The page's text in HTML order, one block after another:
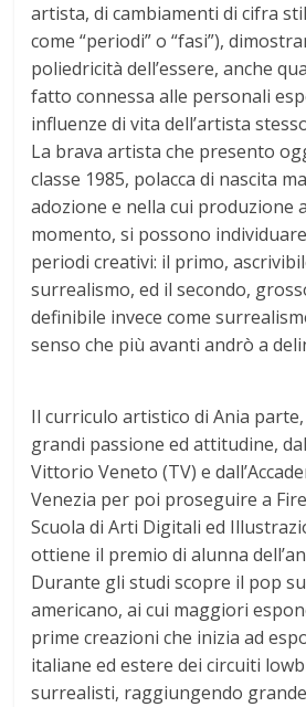
artista, di cambiamenti di cifra
come “periodi” o “fasi”),
poliedricità dell’essere, anche
fatto connessa alle personali
influenze di vita dell’artista
La brava artista che presento
classe 1985, polacca di nascita
adozione e nella cui produzione
momento, si possono
periodi creativi: il primo,
surrealismo, ed il secondo,
definibile invece come
senso che più avanti andrò a
Il curriculo artistico di Ania
grandi passione ed attitudine,
Vittorio Veneto (TV) e
Venezia per poi proseguire a
Scuola di Arti Digitali ed
ottiene il premio di alunna
Durante gli studi scopre il pop
americano, ai cui maggiori
prime creazioni che inizia ad
italiane ed estere dei circuiti
surrealisti, raggiungendo